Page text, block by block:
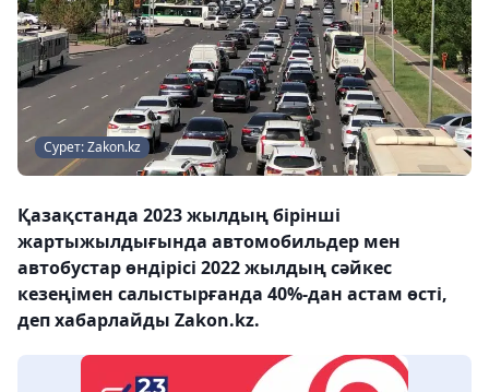
Сурет: Zakon.kz
Қазақстанда 2023 жылдың бірінші
жартыжылдығында автомобильдер мен
автобустар өндірісі 2022 жылдың сәйкес
кезеңімен салыстырғанда 40%-дан астам өсті,
деп хабарлайды Zakon.kz.